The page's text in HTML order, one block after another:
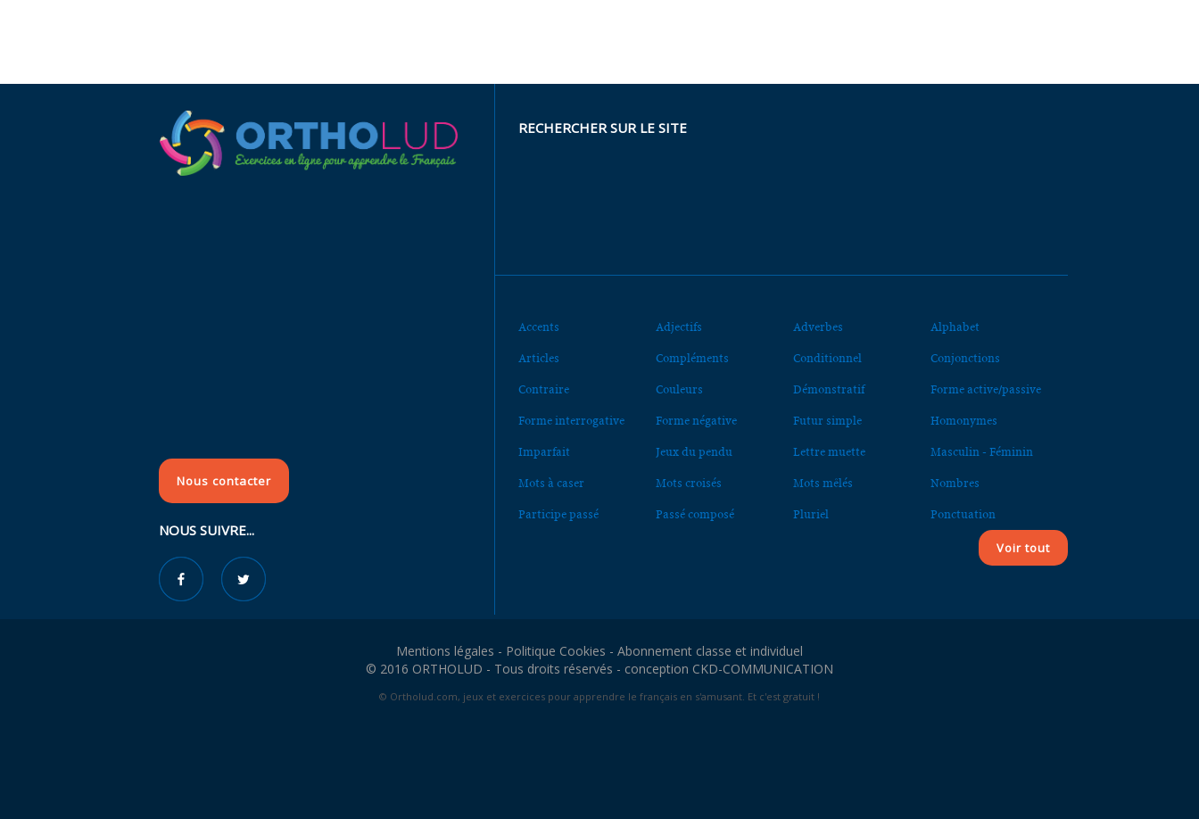
Nous contacter
NOUS SUIVRE...
RECHERCHER SUR LE SITE
Accents Adjectifs Adverbes Alphabet
Articles Compléments Conditionnel Conjonctions
Contraire Couleurs Démonstratif Forme active/passive
Forme interrogative Forme négative Futur simple Homonymes
Imparfait Jeux du pendu Lettre muette Masculin - Féminin
Mots à caser Mots croisés Mots mêlés Nombres
Participe passé Passé composé Pluriel Ponctuation
Voir tout
Mentions légales - Politique Cookies - Abonnement classe et individuel
© 2016 ORTHOLUD - Tous droits réservés - conception CKD-COMMUNICATION
© Ortholud.com, jeux et exercices pour apprendre le français en s'amusant. Et c'est gratuit !